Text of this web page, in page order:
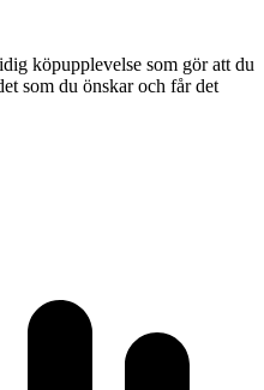
köpupplevelse som gör att du
som du önskar och får det